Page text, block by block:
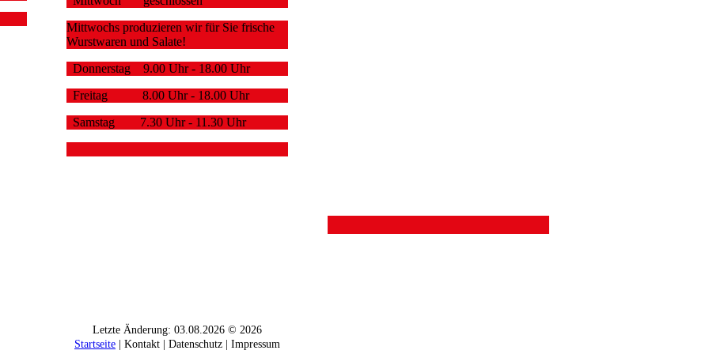
Mittwochs produzieren wir für Sie frische
Wurstwaren und Salate!
Donnerstag 9.00 Uhr - 18.00 Uhr
Freitag 8.00 Uhr - 18.00 Uhr
Samstag 7.30 Uhr - 11.30 Uhr
Letzte Änderung: 03.08.2026 © 2026
Startseite | Kontakt | Daten­schutz | Impressum